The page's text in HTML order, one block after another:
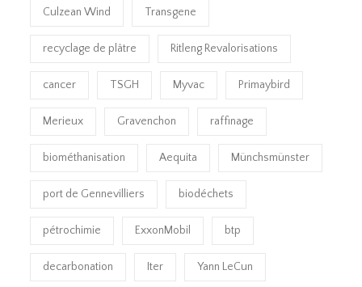
Culzean Wind Transgene
recyclage de plâtre Ritleng Revalorisations
cancer TSGH Myvac Primaybird
Merieux Gravenchon raffinage
biométhanisation Aequita Münchsmünster
port de Gennevilliers biodéchets
pétrochimie ExxonMobil btp
decarbonation Iter Yann LeCun